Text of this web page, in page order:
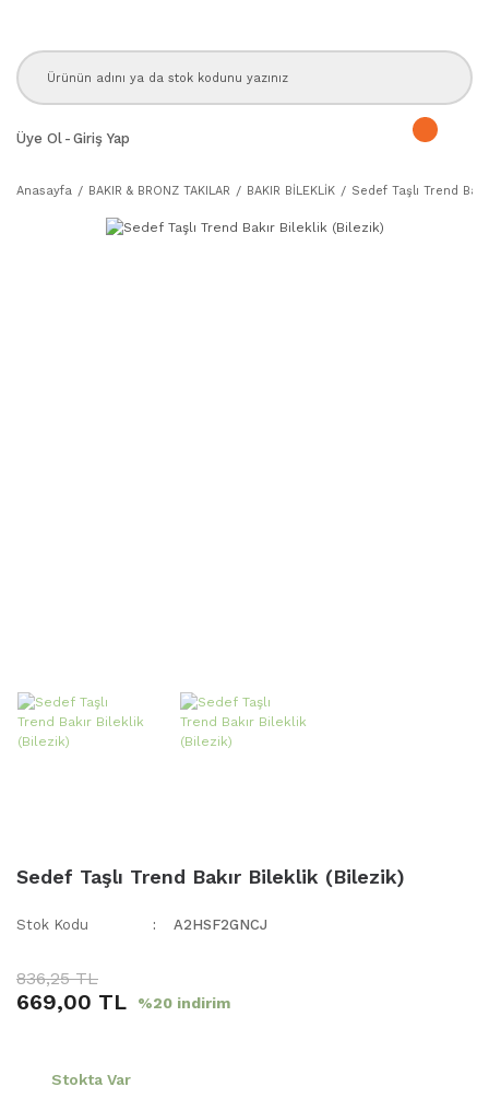
Üye Ol - Giriş Yap
Anasayfa BAKIR & BRONZ TAKILAR BAKIR BİLEKLİK Sedef Taşlı Trend
Sedef Taşlı Trend Bakır Bileklik (Bilezik)
Stok Kodu A2HSF2GNCJ
836,25 TL
669,00 TL %20 indirim
Stokta Var